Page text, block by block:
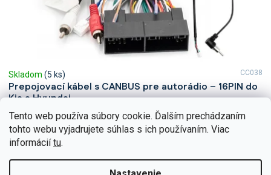
Tento web používa súbory cookie. Ďalším prechádzaním
tohto webu vyjadrujete súhlas s ich používaním. Viac
informáciítu.
Prepojovací kábel s CANBUS pre autorádio – 16PIN do
Kia a Hyundai
Skladom (5 ks)
€44,96
Prepojovací kábel s CANBUS dekodérom umožňuje pripojenie
autorádia k vozidlám Kia a Hyundai bez potreby úpravy pôvodnej
kabeláže. Zachováva ovládanie na volante, podporuje...
CC038